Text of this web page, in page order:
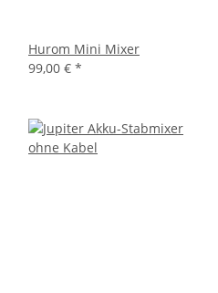
Hurom Mini Mixer
99,00 € *